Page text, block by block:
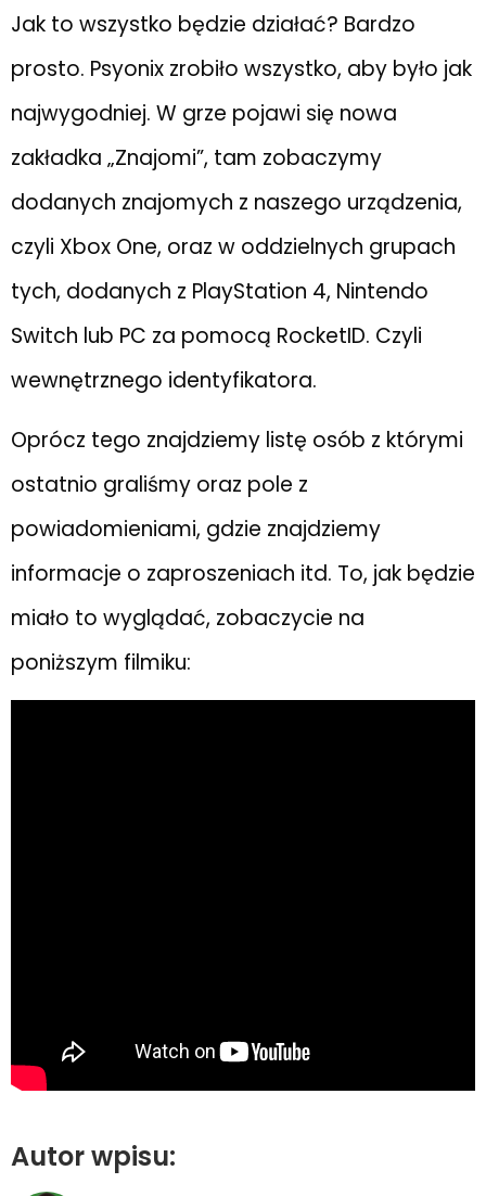
Jak to wszystko będzie działać? Bardzo
prosto. Psyonix zrobiło wszystko, aby było jak
najwygodniej. W grze pojawi się nowa
zakładka „Znajomi”, tam zobaczymy
dodanych znajomych z naszego urządzenia,
czyli Xbox One, oraz w oddzielnych grupach
tych, dodanych z PlayStation 4, Nintendo
Switch lub PC za pomocą RocketID. Czyli
wewnętrznego identyfikatora.
Oprócz tego znajdziemy listę osób z którymi
ostatnio graliśmy oraz pole z
powiadomieniami, gdzie znajdziemy
informacje o zaproszeniach itd. To, jak będzie
miało to wyglądać, zobaczycie na
poniższym filmiku:
Autor wpisu: